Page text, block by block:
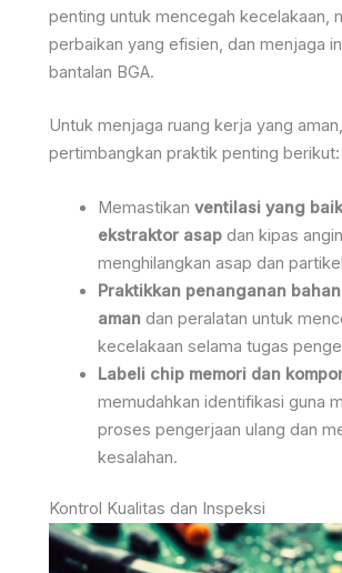
penting untuk mencegah kecelakaan,
perbaikan yang efisien, dan menjaga
bantalan BGA.
Untuk menjaga ruang kerja yang aman,
pertimbangkan praktik penting berikut:
Memastikan ventilasi yang
ekstraktor asapdan kipas
menghilangkan asap dan
Praktikkan penanganan
amandan peralatan untuk
kecelakaan selama tugas
Labeli chip memori dan
memudahkan identifikasi guna
proses pengerjaan ulang dan
kesalahan.
Kontrol Kualitas dan Inspeksi